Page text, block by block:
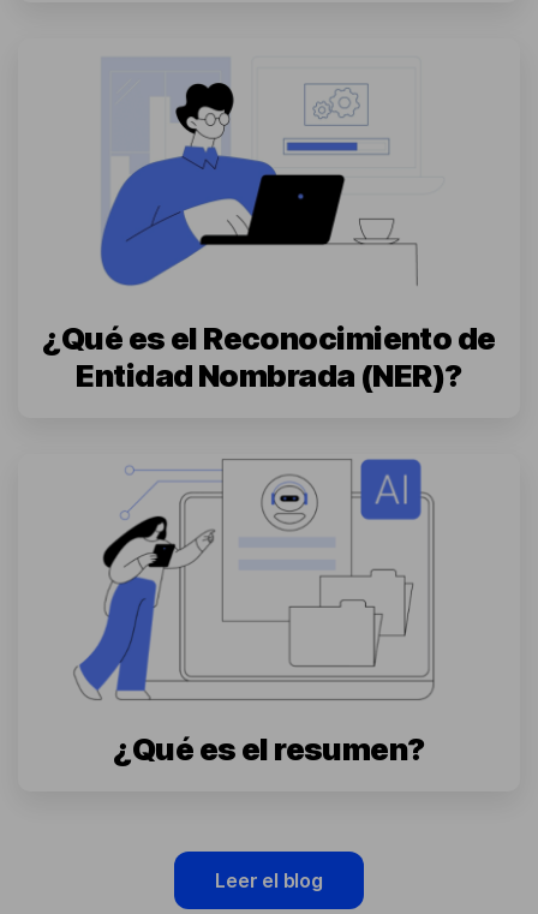
¿Qué es el Reconocimiento de
Entidad Nombrada (NER)?
¿Qué es el resumen?
Leer el blog